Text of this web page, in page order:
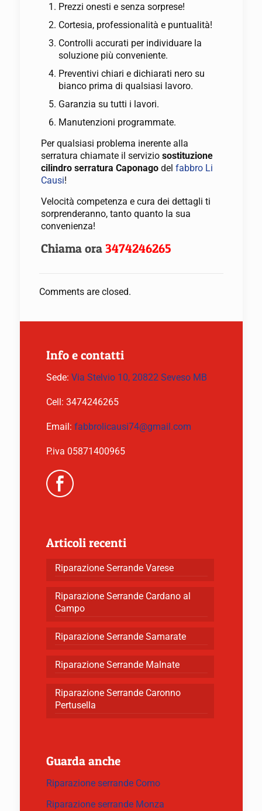
Prezzi onesti e senza sorprese!
Cortesia, professionalità e puntualità!
Controlli accurati per individuare la
soluzione più conveniente.
Preventivi chiari e dichiarati nero su
bianco prima di qualsiasi lavoro.
Garanzia su tutti i lavori.
Manutenzioni programmate.
Per qualsiasi problema inerente alla
serratura chiamate il servizio sostituzione
cilindro serratura Caponagodel fabbro Li
Causi!
Velocità competenza e cura dei dettagli ti
sorprenderanno, tanto quanto la sua
convenienza!
Chiama ora 3474246265
Comments are closed.
Info e contatti
Sede: Via Stelvio 10, 20822 Seveso MB
Cell: 3474246265
Email: fabbrolicausi74@gmail.com
P.iva 05871400965
Articoli recenti
Riparazione Serrande Varese
Riparazione Serrande Cardano al
Campo
Riparazione Serrande Samarate
Riparazione Serrande Malnate
Riparazione Serrande Caronno
Pertusella
Guarda anche
Riparazione serrande Como
Riparazione serrande Monza